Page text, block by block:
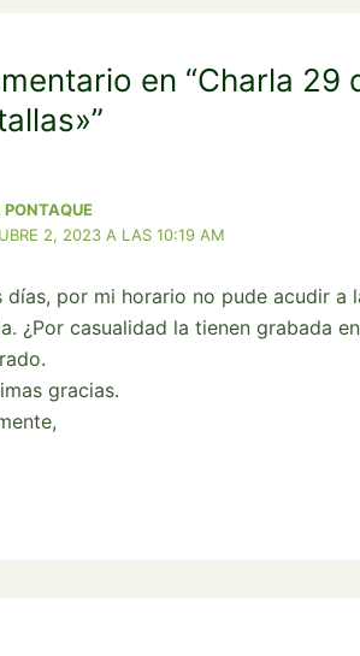
en “Charla
2, 2023 A LAS 10:19 AM
días, por mi horario no pude acudir
¿Por casualidad la tienen grabada
gracias.